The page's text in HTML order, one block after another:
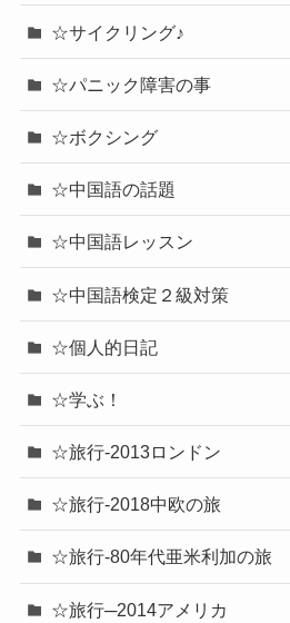
☆サイクリング♪
☆パニック障害の事
☆ボクシング
☆中国語の話題
☆中国語レッスン
☆中国語検定２級対策
☆個人的日記
☆学ぶ！
☆旅行-2013ロンドン
☆旅行-2018中欧の旅
☆旅行-80年代亜米利加の旅
☆旅行─2014アメリカ